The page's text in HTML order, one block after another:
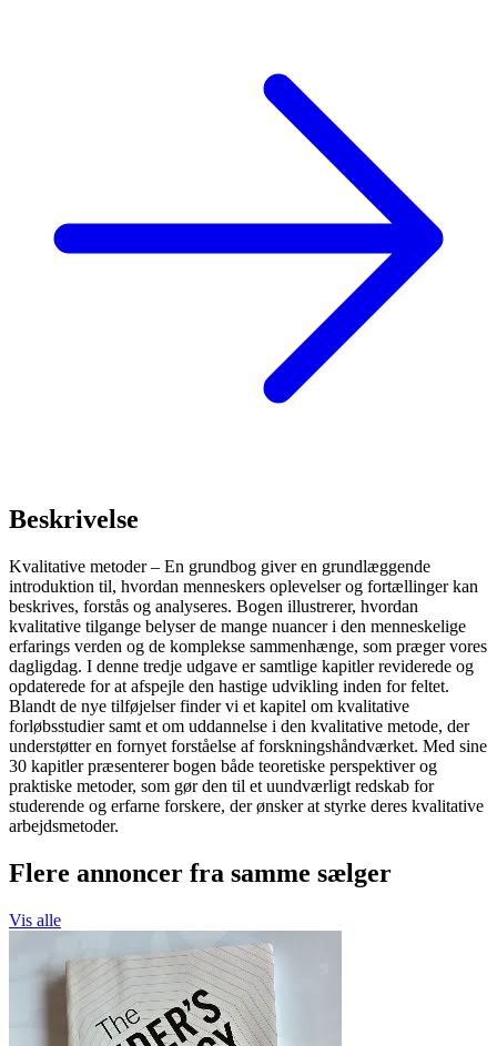
Beskrivelse
Kvalitative metoder – En grundbog giver en grundlæggende
introduktion til, hvordan menneskers oplevelser og fortællinger kan
beskrives, forstås og analyseres. Bogen illustrerer, hvordan
kvalitative tilgange belyser de mange nuancer i den menneskelige
erfarings verden og de komplekse sammenhænge, som præger vores
dagligdag. I denne tredje udgave er samtlige kapitler reviderede og
opdaterede for at afspejle den hastige udvikling inden for feltet.
Blandt de nye tilføjelser finder vi et kapitel om kvalitative
forløbsstudier samt et om uddannelse i den kvalitative metode, der
understøtter en fornyet forståelse af forskningshåndværket. Med sine
30 kapitler præsenterer bogen både teoretiske perspektiver og
praktiske metoder, som gør den til et uundværligt redskab for
studerende og erfarne forskere, der ønsker at styrke deres kvalitative
arbejdsmetoder.
Flere annoncer fra samme sælger
Vis alle